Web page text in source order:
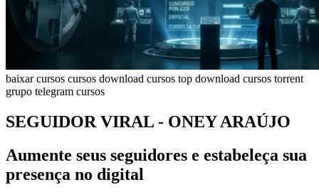
baixar cursos cursos download cursos top download cursos torrent
grupo telegram cursos
SEGUIDOR VIRAL - ONEY ARAÚJO
Aumente seus seguidores e estabeleça sua
presença no digital